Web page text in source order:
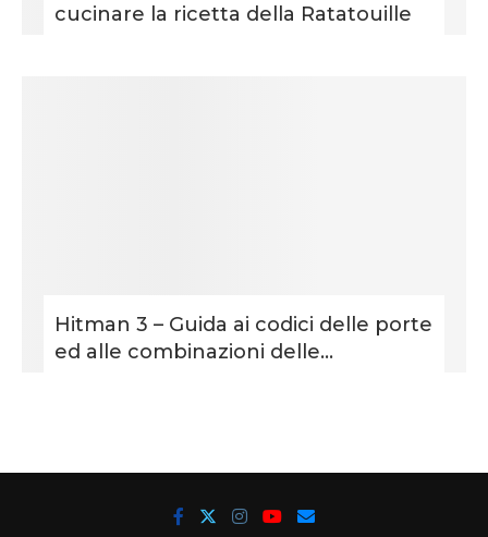
cucinare la ricetta della Ratatouille
Hitman 3 – Guida ai codici delle porte
ed alle combinazioni delle...